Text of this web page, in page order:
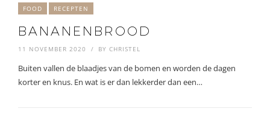
FOOD RECEPTEN
BANANENBROOD
11 NOVEMBER 2020 BY CHRISTEL
Buiten vallen de blaadjes van de bomen en worden de dagen
korter en knus. En wat is er dan lekkerder dan een…